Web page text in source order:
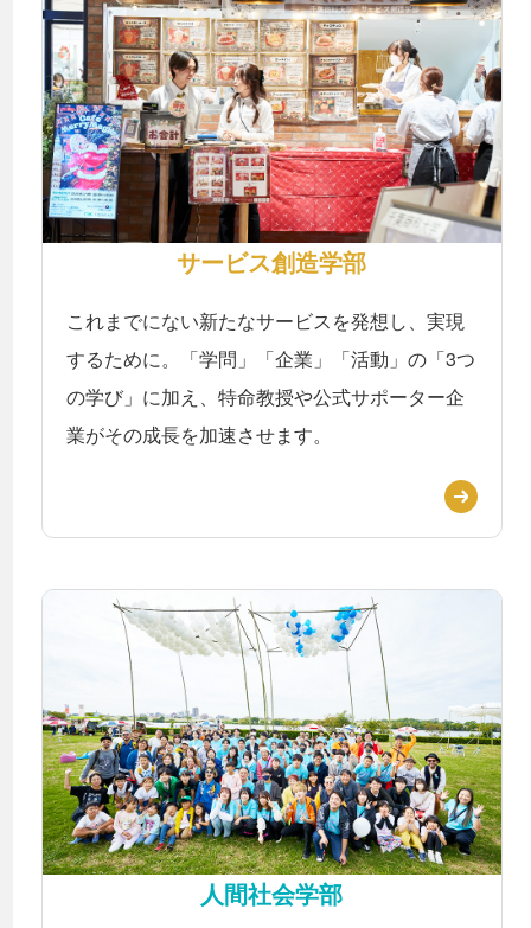
サービス創造学部
これまでにない新たなサービスを発想し、実現
するために。「学問」「企業」「活動」の「3つ
の学び」に加え、特命教授や公式サポーター企
業がその成長を加速させます。
人間社会学部